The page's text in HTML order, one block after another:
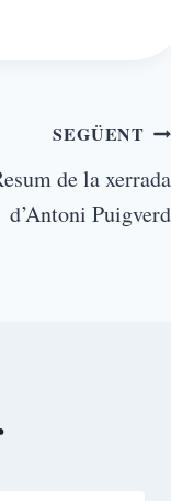
SEGÜENT
de la xerrada
d’Antoni Puigverd